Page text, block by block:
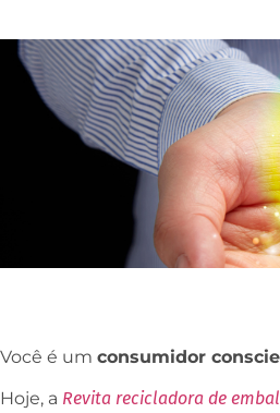
Você é um consumidor
Hoje, a Revita recicladora de